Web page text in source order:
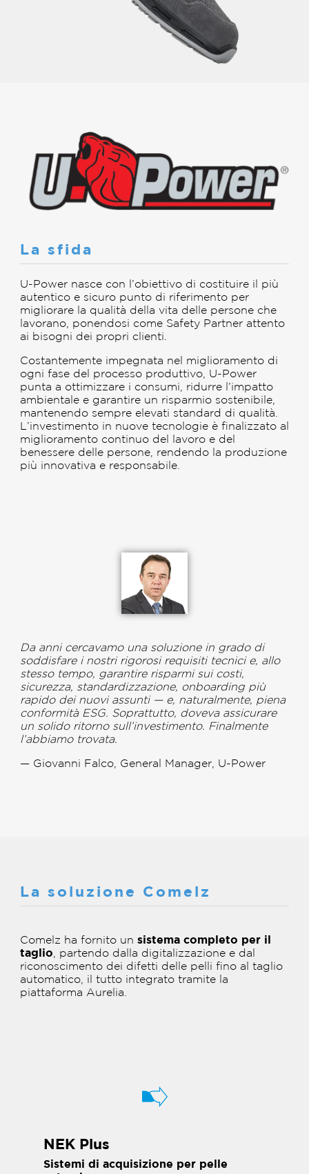
La sfida
U-Power nasce con l’obiettivo di costituire il più
autentico e sicuro punto di riferimento per
migliorare la qualità della vita delle persone che
lavorano, ponendosi come Safety Partner attento
ai bisogni dei propri clienti.
Costantemente impegnata nel miglioramento di
ogni fase del processo produttivo, U-Power
punta a ottimizzare i consumi, ridurre l’impatto
ambientale e garantire un risparmio sostenibile,
mantenendo sempre elevati standard di qualità.
L’investimento in nuove tecnologie è finalizzato al
miglioramento continuo del lavoro e del
benessere delle persone, rendendo la produzione
più innovativa e responsabile.
Da anni cercavamo una soluzione in grado di
soddisfare i nostri rigorosi requisiti tecnici e, allo
stesso tempo, garantire risparmi sui costi,
sicurezza, standardizzazione, onboarding più
rapido dei nuovi assunti — e, naturalmente, piena
conformità ESG. Soprattutto, doveva assicurare
un solido ritorno sull’investimento. Finalmente
l’abbiamo trovata.
— Giovanni Falco, General Manager, U-Power
La soluzione Comelz
Comelz ha fornito un sistema completo per il
taglio , partendo dalla digitalizzazione e dal
riconoscimento dei difetti delle pelli fino al taglio
automatico, il tutto integrato tramite la
piattaforma Aurelia.
NEK Plus
Sistemi di acquisizione per pelle